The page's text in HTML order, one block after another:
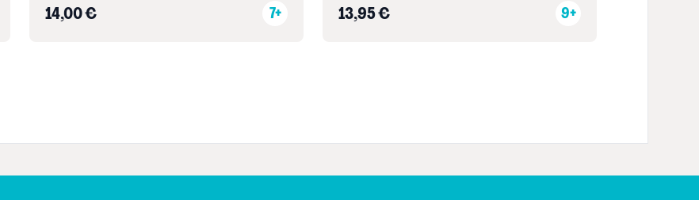
14,00 € 7+ 13,95 € 9+